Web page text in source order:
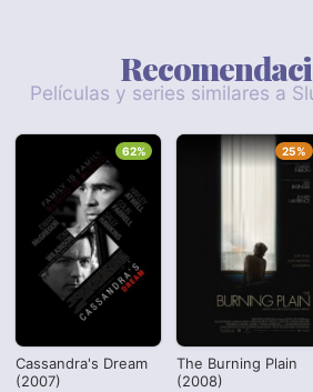
Películas y series similares a
Cassandra's Dream
(2007)
62%
The Burning Plain
(2008)
25%